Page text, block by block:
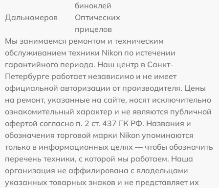
биноклей
Дальномеров
Оптических
прицелов
Мы занимаемся ремонтом и техническим
обслуживанием техники Nikon по истечении
гарантийного периода. Наш центр в Санкт-
Петербурге работает независимо и не имеет
официальной авторизации от производителя. Цены
на ремонт, указанные на сайте, носят исключительно
ознакомительный характер и не являются публичной
офертой согласно п. 2 ст. 437 ГК РФ. Названия и
обозначения торговой марки Nikon упоминаются
только в информационных целях — чтобы обозначить
перечень техники, с которой мы работаем. Наша
организация не аффилирована с владельцами
указанных товарных знаков и не представляет их